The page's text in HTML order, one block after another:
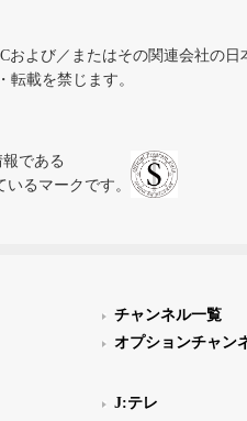
よび／またはその関連会社の日
載を禁じます。
である
るマークです。
チャンネル一覧
オプションチャン
J:テレ